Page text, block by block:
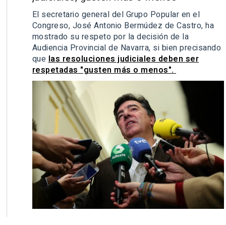
El secretario general del Grupo Popular en el
Congreso, José Antonio Bermúdez de Castro, ha
mostrado su respeto por la decisión de la
Audiencia Provincial de Navarra, si bien precisando
quelas resoluciones judiciales deben ser
respetadas "gusten más o menos".